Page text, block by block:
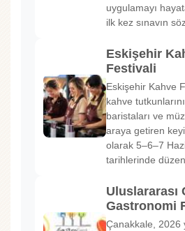
uygulamayı
ilk kez sınavın
Eskişehir
Festivali
Eskişehir Kahve
kahve
baristaları ve
araya getiren
olarak 5–6–7
tarihlerinde
Uluslararası
Gastronomi
Çanakkale, 2026